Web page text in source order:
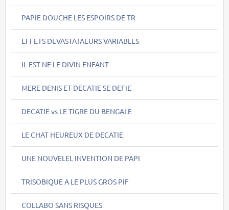
PAPIE DOUCHE LES ESPOIRS DE TR
EFFETS DEVASTATAEURS VARIABLES
IL EST NE LE DIVIN ENFANT
MERE DENIS ET DECATIE SE DEFIE
DECATIE vs LE TIGRE DU BENGALE
LE CHAT HEUREUX DE DECATIE
UNE NOUVELEL INVENTION DE PAPI
TRISOBIQUE A LE PLUS GROS PIF
COLLABO SANS RISQUES